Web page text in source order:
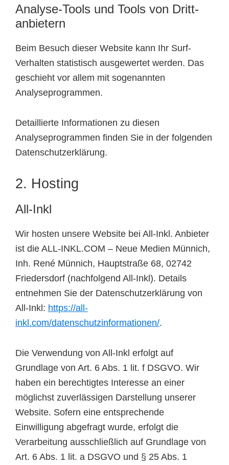
Analyse-Tools und Tools von Dritt­
anbietern
Beim Besuch dieser Website kann Ihr Surf-
Verhalten statistisch ausgewertet werden. Das
geschieht vor allem mit sogenannten
Analyseprogrammen.
Detaillierte Informationen zu diesen
Analyseprogrammen finden Sie in der folgenden
Datenschutzerklärung.
2. Hosting
All-Inkl
Wir hosten unsere Website bei All-Inkl. Anbieter
ist die ALL-INKL.COM – Neue Medien Münnich,
Inh. René Münnich, Hauptstraße 68, 02742
Friedersdorf (nachfolgend All-Inkl). Details
entnehmen Sie der Datenschutzerklärung von
All-Inkl: https://all-
inkl.com/datenschutzinformationen/.
Die Verwendung von All-Inkl erfolgt auf
Grundlage von Art. 6 Abs. 1 lit. f DSGVO. Wir
haben ein berechtigtes Interesse an einer
möglichst zuverlässigen Darstellung unserer
Website. Sofern eine entsprechende
Einwilligung abgefragt wurde, erfolgt die
Verarbeitung ausschließlich auf Grundlage von
Art. 6 Abs. 1 lit. a DSGVO und § 25 Abs. 1